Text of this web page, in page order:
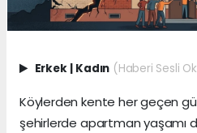
Erkek Kadın (Haberi Sesli
Köylerden kente her geçen
şehirlerde apartman yaşamı